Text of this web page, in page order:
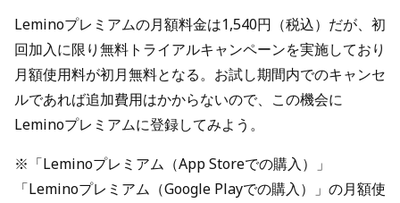
Leminoプレミアムの月額料金は1,540円（税込）だが、初
回加入に限り無料トライアルキャンペーンを実施しており
月額使用料が初月無料となる。お試し期間内でのキャンセ
ルであれば追加費用はかからないので、この機会に
Leminoプレミアムに登録してみよう。
※「Leminoプレミアム（App Storeでの購入）」
「Leminoプレミアム（Google Playでの購入）」の月額使